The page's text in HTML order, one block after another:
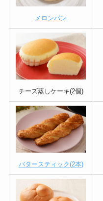
メロンパン
チーズ蒸しケーキ(2個)
バタースティック(2本)